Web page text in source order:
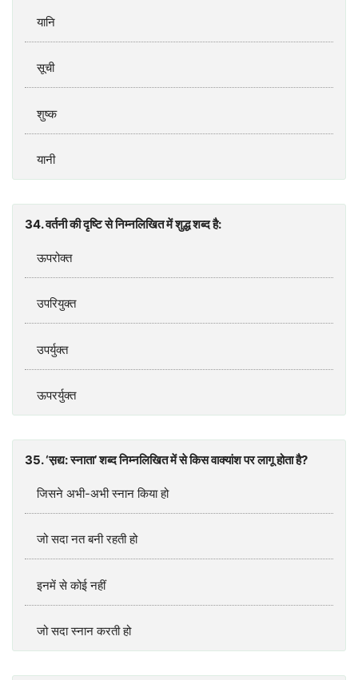
यानि
सूची
शुष्‍क
यानी
34. वर्तनी की दृष्‍टि से निम्‍नलिखित में शुद्ध शब्‍द है:
ऊपरोक्‍त
उपरियुक्‍त
उपर्युक्‍त
ऊपरर्युक्‍त
35. ‘स़द्य: स्‍नाता’ शब्‍द निम्‍नलिखित में से किस वाक्‍यांश पर लागू होता है?
जिसने अभी-अभी स्‍नान किया हो
जो सदा नत बनी रहती हो
इनमें से कोई नहीं
जो सदा स्‍नान करती हो